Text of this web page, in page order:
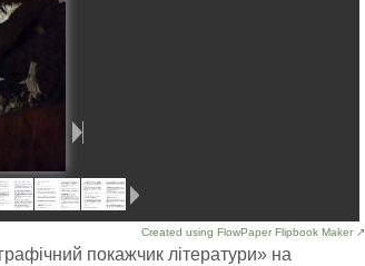
Created using FlowPaper Flipbook Maker ↗
покажчик літератури» на